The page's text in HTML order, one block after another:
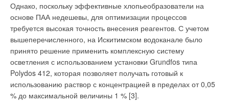
Однако, поскольку эффективные хлопьеобразователи на
основе ПАА недешевы, для оптимизации процессов
требуется высокая точность внесения реагентов. С учетом
вышеперечисленного, на Искитимском водоканале было
принято решение применить комплексную систему
осветления с использованием установки Grundfos типа
Polydos 412, которая позволяет получать готовый к
использованию раствор с концентрацией в пределах от 0,05
% до максимальной величины 1 % [3].
Установленные зависимости могут с успехом использоваться
при конструировании теплообменных аппаратов на основе
тепловых (трубок) термосифонов, регенеративных
вращающихся теплообменников, а также в
теплотехническом расчете циркуляционных инженерных
сетей с различным количеством разнородных источников
теплоты (холода) и нелимитированного количества
потребителей теплоты (холода).
потребителей, так и для
поставщиков. Эти
преимущества
заключаются, во-первых, в
определении реальной
цифры потребления,
отталкиваясь от которой
можно более корректно
определять тарифы; во-
Получение общей картины
по теплопотребления по
дому требует объединения
всех индивидуальных
теплосчетчиков в единую
систему. Кроме того,
горизонтальные системы
отопления скорее редкость,
чем правило. Большая